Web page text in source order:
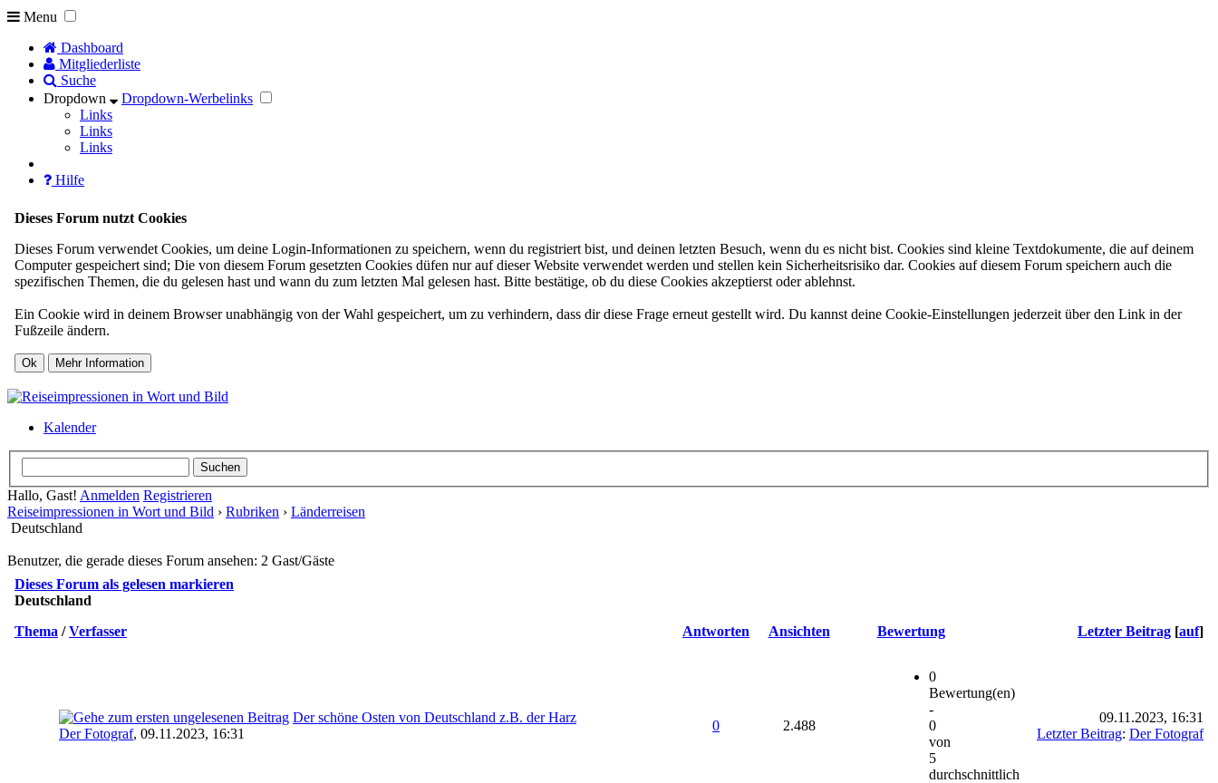
Menu
Dashboard
Mitgliederliste
Suche
Dropdown
Dropdown-Werbelinks
Links
Links
Links
Hilfe
Dieses Forum nutzt Cookies
Dieses Forum verwendet Cookies, um deine Login-Informationen zu speichern, wenn du registriert bist, und deinen letzten Besuch, wenn du es nicht bist. Cookies sind kleine Textdokumente, die auf deinem
Computer gespeichert sind; Die von diesem Forum gesetzten Cookies düfen nur auf dieser Website verwendet werden und stellen kein Sicherheitsrisiko dar. Cookies auf diesem Forum speichern auch die
spezifischen Themen, die du gelesen hast und wann du zum letzten Mal gelesen hast. Bitte bestätige, ob du diese Cookies akzeptierst oder ablehnst.
Ein Cookie wird in deinem Browser unabhängig von der Wahl gespeichert, um zu verhindern, dass dir diese Frage erneut gestellt wird. Du kannst deine Cookie-Einstellungen jederzeit über den Link in der
Fußzeile ändern.
Kalender
Hallo, Gast! Anmelden Registrieren
Reiseimpressionen in Wort und Bild › Rubriken › Länderreisen
Deutschland
Benutzer, die gerade dieses Forum ansehen: 2 Gast/Gäste
Dieses Forum als gelesen markieren
Deutschland
Thema /Verfasser Antworten Ansichten Bewertung Letzter Beitrag [auf]
Der schöne Osten von Deutschland z.B. der Harz
Der Fotograf, 09.11.2023, 16:31
0 2.488
0
Bewertung(en)
-
0
von
5
durchschnittlich
09.11.2023, 16:31
Letzter Beitrag: Der Fotograf